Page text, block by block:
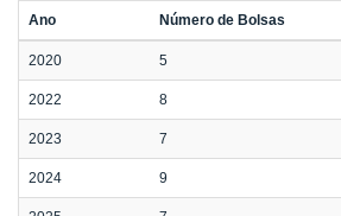
Ano Número de Bolsas
2020 5
2022 8
2023 7
2024 9